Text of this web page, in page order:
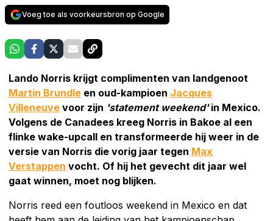
Voeg toe als voorkeursbron op Google
Lando Norris krijgt complimenten van landgenoot
Martin Brundle en oud-kampioen Jacques
Villeneuve voor zijn 'statement weekend'in Mexico.
Volgens de Canadees kreeg Norris in Bakoe al een
flinke wake-upcall en transformeerde hij weer in de
versie van Norris die vorig jaar tegen Max
Verstappen vocht. Of hij het gevecht dit jaar wel
gaat winnen, moet nog blijken.
Norris reed een foutloos weekend in Mexico en dat